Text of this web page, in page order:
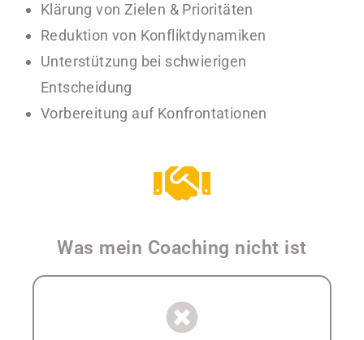
Klärung von Zielen & Prioritäten
Reduktion von Konfliktdynamiken
Unterstützung bei schwierigen
Entscheidung
Vorbereitung auf Konfrontationen
Was mein Coaching nicht ist